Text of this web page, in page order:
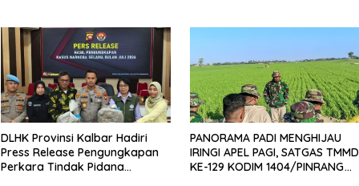
DLHK Provinsi Kalbar Hadiri
Press Release Pengungkapan
Perkara Tindak Pidana
PANORAMA PADI MENGHIJAU
IRINGI APEL PAGI, SATGAS TMMD
KE-129 KODIM 1404/PINRANG